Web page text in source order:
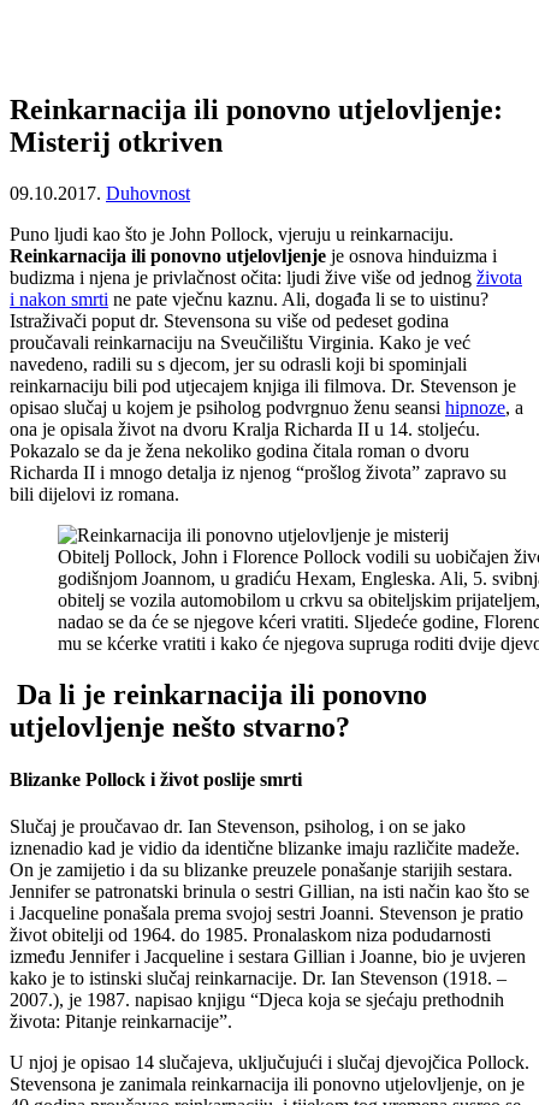
Reinkarnacija ili ponovno utjelovljenje:
Misterij otkriven
09.10.2017. Duhovnost
Puno ljudi kao što je John Pollock, vjeruju u reinkarnaciju.
Reinkarnacija ili ponovno utjelovljenje je osnova hinduizma i
budizma i njena je privlačnost očita: ljudi žive više od jednog života
i nakon smrti ne pate vječnu kaznu. Ali, događa li se to uistinu?
Istraživači poput dr. Stevensona su više od pedeset godina
proučavali reinkarnaciju na Sveučilištu Virginia. Kako je već
navedeno, radili su s djecom, jer su odrasli koji bi spominjali
reinkarnaciju bili pod utjecajem knjiga ili filmova. Dr. Stevenson je
opisao slučaj u kojem je psiholog podvrgnuo ženu seansi hipnoze, a
ona je opisala život na dvoru Kralja Richarda II u 14. stoljeću.
Pokazalo se da je žena nekoliko godina čitala roman o dvoru
Richarda II i mnogo detalja iz njenog “prošlog života” zapravo su
bili dijelovi iz romana.
Obitelj Pollock, John i Florence Pollock vodili su uobičajen
godišnjom Joannom, u gradiću Hexam, Engleska. Ali, 5.
obitelj se vozila automobilom u crkvu sa obiteljskim
nadao se da će se njegove kćeri vratiti. Sljedeće godine,
mu se kćerke vratiti i kako će njegova supruga roditi dvije
Da li je reinkarnacija ili ponovno
utjelovljenje nešto stvarno?
Blizanke Pollock i život poslije smrti
Slučaj je proučavao dr. Ian Stevenson, psiholog, i on se jako
iznenadio kad je vidio da identične blizanke imaju različite madeže.
On je zamijetio i da su blizanke preuzele ponašanje starijih sestara.
Jennifer se patronatski brinula o sestri Gillian, na isti način kao što se
i Jacqueline ponašala prema svojoj sestri Joanni. Stevenson je pratio
život obitelji od 1964. do 1985. Pronalaskom niza podudarnosti
između Jennifer i Jacqueline i sestara Gillian i Joanne, bio je uvjeren
kako je to istinski slučaj reinkarnacije. Dr. Ian Stevenson (1918. –
2007.), je 1987. napisao knjigu “Djeca koja se sjećaju prethodnih
života: Pitanje reinkarnacije”.
U njoj je opisao 14 slučajeva, uključujući i slučaj djevojčica Pollock.
Stevensona je zanimala reinkarnacija ili ponovno utjelovljenje, on je